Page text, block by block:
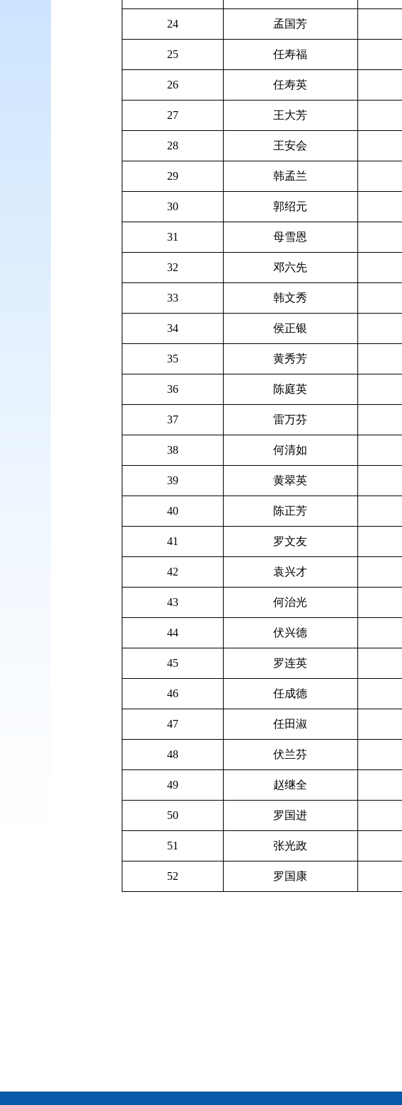
24 孟国芳
25 任寿福
26 任寿英
27 王大芳
28 王安会
29 韩孟兰
30 郭绍元
31 母雪恩
32 邓六先
33 韩文秀
34 侯正银
35 黄秀芳
36 陈庭英
37 雷万芬
38 何清如
39 黄翠英
40 陈正芳
41 罗文友
42 袁兴才
43 何治光
44 伏兴德
45 罗连英
46 任成德
47 任田淑
48 伏兰芬
49 赵继全
50 罗国进
51 张光政
52 罗国康